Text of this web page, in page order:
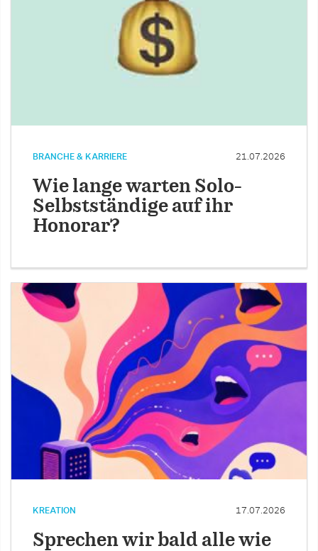
BRANCHE & KARRIERE 21.07.2026
Wie lange warten Solo-
Selbstständige auf ihr
Honorar?
KREATION 17.07.2026
Sprechen wir bald alle wie